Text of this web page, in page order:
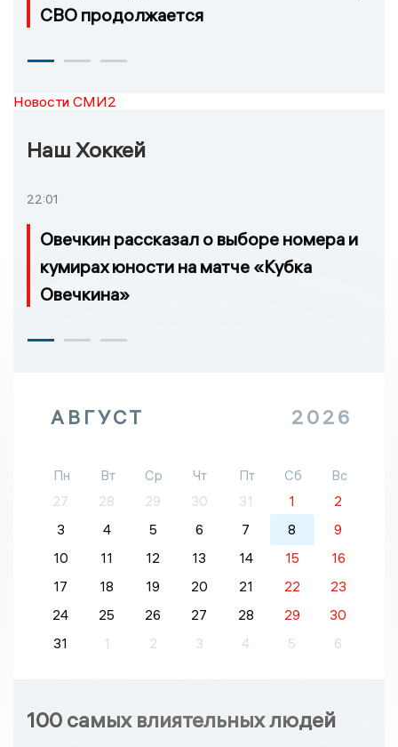
СВО продолжается
Новости СМИ2
Наш Хоккей
22:01
Овечкин рассказал о выборе номера и
кумирах юности на матче «Кубка
Овечкина»
АВГУСТ 2026
Пн Вт Ср Чт Пт Сб
Вс
27
28 29 30 31 1
2
3
4 5 6 7 8
9
10
11 12 13 14 15
16
17
18 19 20 21 22
23
24
25 26 27 28 29
30
31
1 2 3 4 5 6
100 самых влиятельных людей